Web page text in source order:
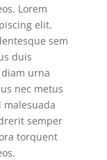
Lorem
elit.
sem
duis
urna
nec metus
malesuada
semper
torquent